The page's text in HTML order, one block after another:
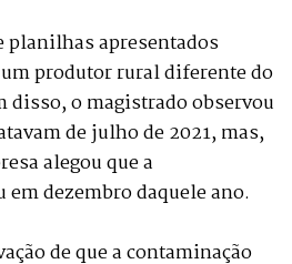
planilhas apresentados
produtor rural diferente do
disso, o magistrado observou
de julho de 2021, mas,
alegou que a
dezembro daquele ano.
de que a contaminação